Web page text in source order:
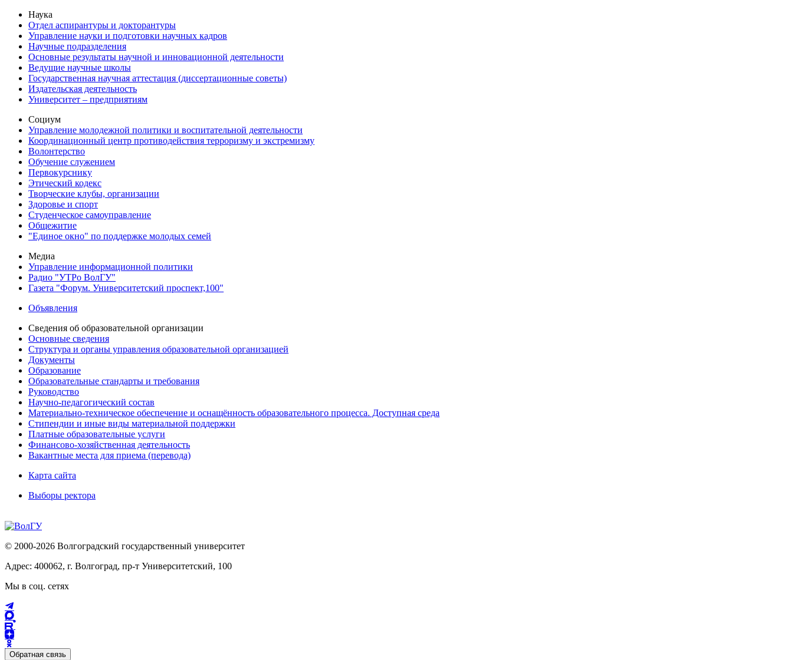
Наука
Отдел аспирантуры и докторантуры
Управление науки и подготовки научных кадров
Научные подразделения
Основные результаты научной и инновационной деятельности
Ведущие научные школы
Государственная научная аттестация (диссертационные советы)
Издательская деятельность
Университет – предприятиям
Социум
Управление молодежной политики и воспитательной деятельности
Координационный центр противодействия терроризму и экстремизму
Волонтерство
Обучение служением
Первокурснику
Этический кодекс
Творческие клубы, организации
Здоровье и спорт
Студенческое самоуправление
Общежитие
"Единое окно" по поддержке молодых семей
Медиа
Управление информационной политики
Радио "УТРо ВолГУ"
Газета "Форум. Университетский проспект,100"
Объявления
Сведения об образовательной организации
Основные сведения
Структура и органы управления образовательной организацией
Документы
Образование
Образовательные стандарты и требования
Руководство
Научно-педагогический состав
Материально-техническое обеспечение и оснащённость образовательного процесса. Доступная среда
Стипендии и иные виды материальной поддержки
Платные образовательные услуги
Финансово-хозяйственная деятельность
Вакантные места для приема (перевода)
Карта сайта
Выборы ректора
© 2000-2026 Волгоградский государственный университет
Адрес: 400062, г. Волгоград, пр-т Университетский, 100
Мы в соц. сетях
Обратная связь